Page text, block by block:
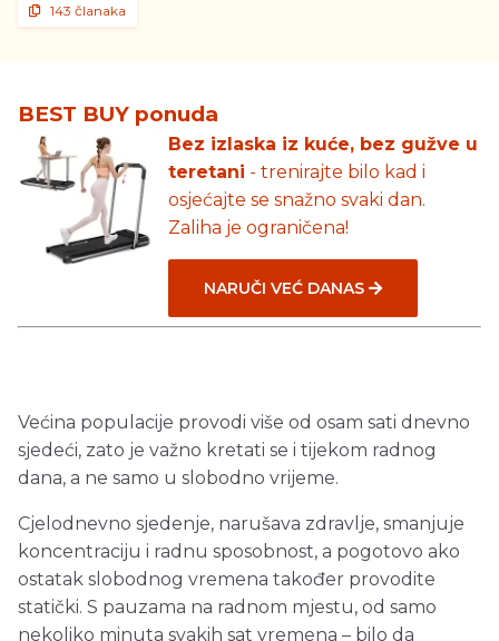
143 članaka
BEST BUY ponuda
Bez izlaska iz kuće, bez gužve u
teretani - trenirajte bilo kad i
osjećajte se snažno svaki dan.
Zaliha je ograničena!
NARUČI VEĆ DANAS
Većina populacije provodi više od osam sati dnevno
sjedeći, zato je važno kretati se i tijekom radnog
dana, a ne samo u slobodno vrijeme.
Cjelodnevno sjedenje, narušava zdravlje, smanjuje
koncentraciju i radnu sposobnost, a pogotovo ako
ostatak slobodnog vremena također provodite
statički. S pauzama na radnom mjestu, od samo
nekoliko minuta svakih sat vremena – bilo da